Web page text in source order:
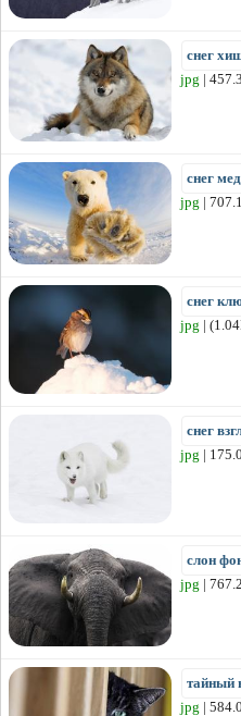
снег
jpg |
снег
jpg |
снег
jpg |
снег
jpg |
слон
jpg |
тайный
jpg |